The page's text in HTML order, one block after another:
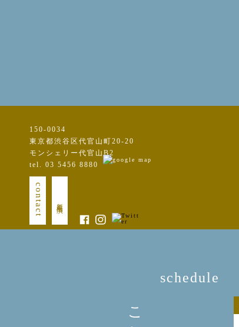
150-0034
東京都渋谷区代官山町20-20
モンシェリー代官山B2
tel. 03 5456 8880
contact
schedule